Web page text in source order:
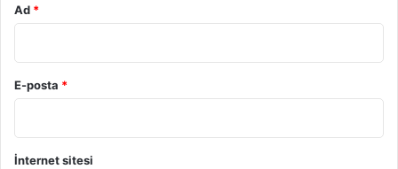
Ad *
E-posta *
İnternet sitesi